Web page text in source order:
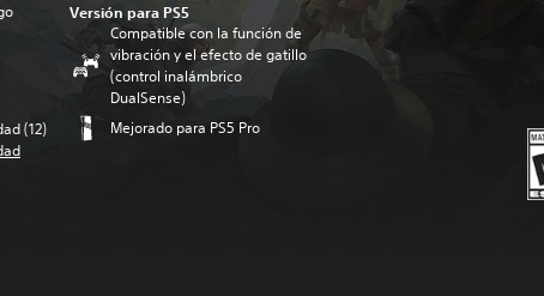
(12)
Versión para PS5
Compatible con la función de
vibración y el efecto de gatillo
(control inalámbrico
DualSense)
Mejorado para PS5 Pro